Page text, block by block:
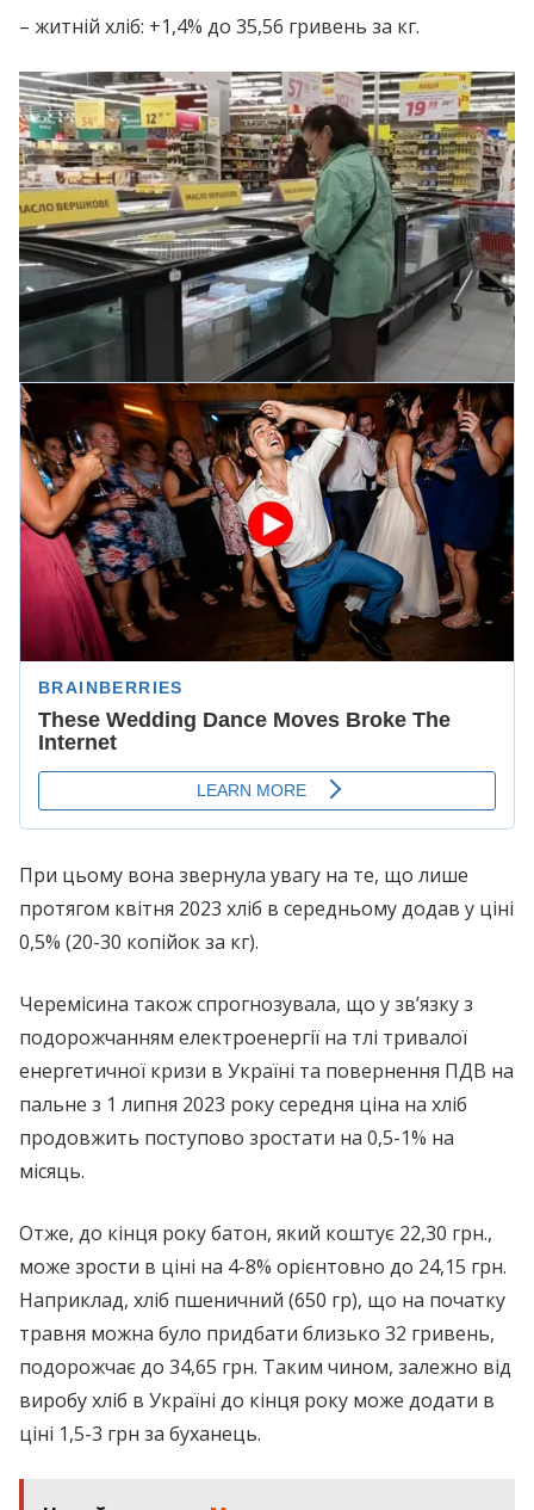
– житній хліб: +1,4% до 35,56 гривень за кг.
При цьому вона звернула увагу на те, що лише
протягом квітня 2023 хліб в середньому додав у ціні
0,5% (20-30 копійок за кг).
Черемісина також спрогнозувала, що у зв’язку з
подорожчанням електроенергії на тлі тривалої
енергетичної кризи в Україні та повернення ПДВ на
пальне з 1 липня 2023 року середня ціна на хліб
продовжить поступово зростати на 0,5-1% на
місяць.
Отже, до кінця року батон, який коштує 22,30 грн.,
може зрости в ціні на 4-8% орієнтовно до 24,15 грн.
Наприклад, хліб пшеничний (650 гр), що на початку
травня можна було придбати близько 32 гривень,
подорожчає до 34,65 грн. Таким чином, залежно від
виробу хліб в Україні до кінця року може додати в
ціні 1,5-3 грн за буханець.